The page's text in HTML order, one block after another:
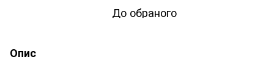
До обраного
Опис